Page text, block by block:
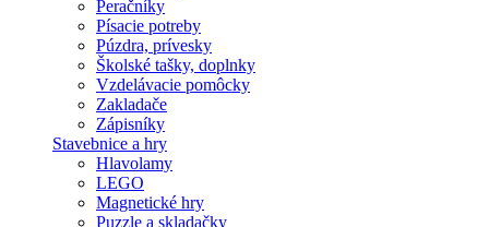
Peračníky
Písacie potreby
Púzdra, prívesky
Školské tašky, doplnky
Vzdelávacie pomôcky
Zakladače
Zápisníky
Stavebnice a hry
Hlavolamy
LEGO
Magnetické hry
Puzzle a skladačky